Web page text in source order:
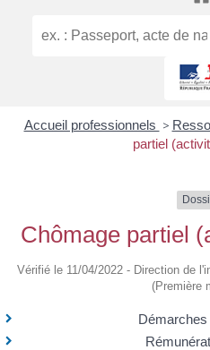
Accueil professionnels >
partiel
Chômage partiel
Vérifié le 11/04/2022 - Direction de
(Première